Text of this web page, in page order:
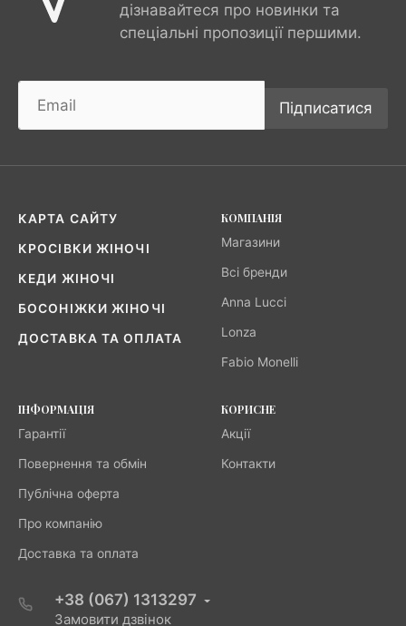
дізнавайтеся про новинки та
спеціальні пропозиції першими.
Підписатися
КАРТА САЙТУ
КРОСІВКИ ЖІНОЧІ
КЕДИ ЖІНОЧІ
БОСОНІЖКИ ЖІНОЧІ
ДОСТАВКА ТА ОПЛАТА
КОМПАНІЯ
Магазини
Всі бренди
Anna Lucci
Lonza
Fabio Monelli
ІНФОРМАЦІЯ
Гарантії
Повернення та обмін
Публічна оферта
Про компанію
Доставка та оплата
КОРИСНЕ
Акції
Контакти
+38 (067) 1313297
Замовити дзвінок